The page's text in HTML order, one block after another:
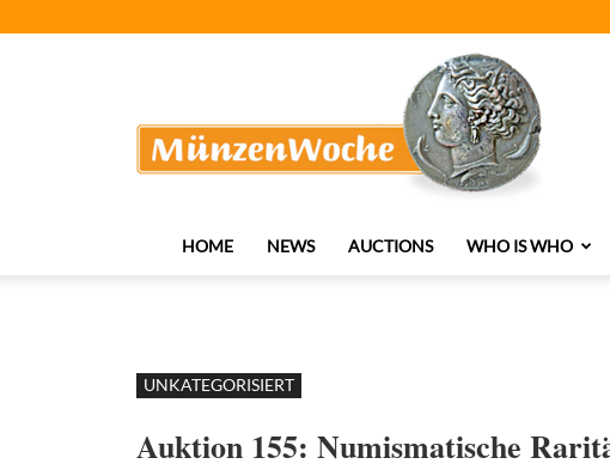
HOME NEWS AUCTIONS WHO IS WHO
UNKATEGORISIERT
Auktion 155: Numismatische